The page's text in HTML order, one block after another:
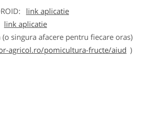
link aplicatie
link aplicatie
singura afacere pentru fiecare oras)
agricol.ro/pomicultura-fructe/aiud )